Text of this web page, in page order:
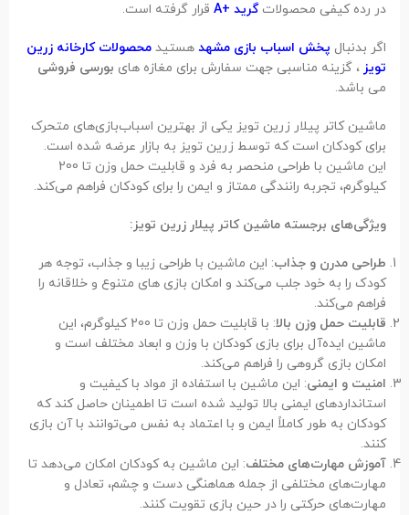
در رده کیفی محصولاتگرید +A قرار گرفته است.
اگر بدنبال پخش اسباب بازی مشهد هستید محصولات کارخانه زرین
تویز ، گزینه مناسبی جهت سفارش برای مغازه های بورسی فروشی
می باشد.
ماشین کاتر پیلار زرین تویز یکی از بهترین اسباب‌بازی‌های متحرک
برای کودکان است که توسط زرین تویز به بازار عرضه شده است.
این ماشین با طراحی منحصر به فرد و قابلیت حمل وزن تا 200
کیلوگرم، تجربه رانندگی ممتاز و ایمن را برای کودکان فراهم می‌کند.
ویژگی‌های برجسته ماشین کاتر پیلار زرین تویز:
طراحی مدرن و جذاب: این ماشین با طراحی زیبا و جذاب، توجه هر
کودک را به خود جلب می‌کند و امکان بازی های متنوع و خلاقانه را
فراهم می‌کند.
قابلیت حمل وزن بالا
: با قابلیت حمل وزن تا 200 کیلوگرم، این
ماشین ایده‌آل برای بازی کودکان با وزن و ابعاد مختلف است و
امکان بازی گروهی را فراهم می‌کند.
امنیت و ایمنی: این ماشین با استفاده از مواد با کیفیت و
استانداردهای ایمنی بالا تولید شده است تا اطمینان حاصل کند که
کودکان به طور کاملاً ایمن و با اعتماد به نفس می‌توانند با آن بازی
کنند.
آموزش مهارت‌های مختلف: این ماشین به کودکان امکان می‌دهد تا
مهارت‌های مختلفی از جمله هماهنگی دست و چشم، تعادل و
مهارت‌های حرکتی را در حین بازی تقویت کنند.